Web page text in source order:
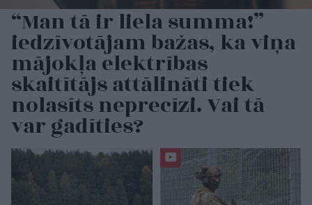
“Man tā ir liela summa!”
iedzīvotājam bažas, ka viņa
mājokļa elektrības
skaitītājs attālināti tiek
nolasīts neprecīzi. Vai tā
var gadīties?